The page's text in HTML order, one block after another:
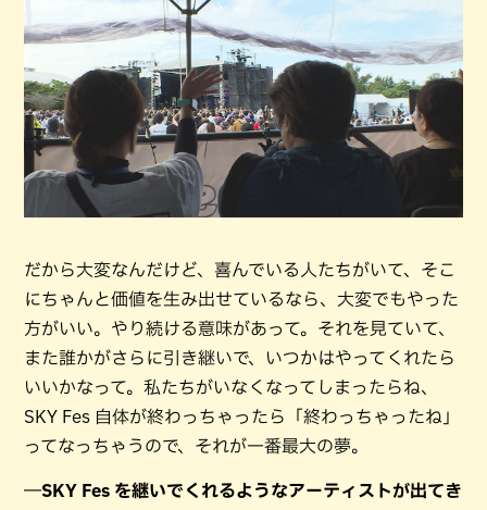
だから大変なんだけど、喜んでいる人たちがいて、そこ
にちゃんと価値を生み出せているなら、大変でもやった
方がいい。やり続ける意味があって。それを見ていて、
また誰かがさらに引き継いで、いつかはやってくれたら
いいかなって。私たちがいなくなってしまったらね、
SKY Fes 自体が終わっちゃったら「終わっちゃったね」
ってなっちゃうので、それが一番最大の夢。
―SKY Fes を継いでくれるようなアーティストが出てき